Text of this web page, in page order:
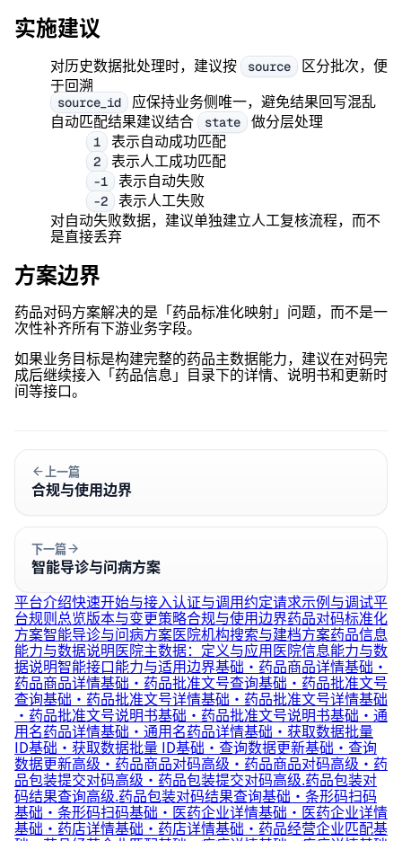
实施建议
对历史数据批处理时，建议按 source 区分批次，便
于回溯
source_id
应保持业务侧唯一，避免结果回写混乱
自动匹配结果建议结合
state 做分层处理
1 表示自动成功匹配
2 表示人工成功匹配
-1 表示自动失败
-2
表示人工失败
对自动失败数据，建议单独建立人工复核流程，而不
是直接丢弃
方案边界
药品对码方案解决的是「药品标准化映射」问题，而不是一
次性补齐所有下游业务字段。
如果业务目标是构建完整的药品主数据能力，建议在对码完
成后继续接入「药品信息」目录下的详情、说明书和更新时
间等接口。
上一篇
合规与使用边界
下一篇
智能导诊与问病方案
平台介绍快速开始与接入认证与调用约定请求示例与调试平
台规则总览版本与变更策略合规与使用边界药品对码标准化
方案智能导诊与问病方案医院机构搜索与建档方案药品信息
能力与数据说明医院主数据：定义与应用医院信息能力与数
据说明智能接口能力与适用边界基础·药品商品详情基础·
药品商品详情基础·药品批准文号查询基础·药品批准文号
查询基础·药品批准文号详情基础·药品批准文号详情基础
·药品批准文号说明书基础·药品批准文号说明书基础·通
用名药品详情基础·通用名药品详情基础·获取数据批量
ID基础·获取数据批量 ID基础·查询数据更新基础·查询
数据更新高级·药品商品对码高级·药品商品对码高级·药
品包装提交对码高级·药品包装提交对码高级.药品包装对
码结果查询高级.药品包装对码结果查询基础·条形码扫码
基础·条形码扫码基础·医药企业详情基础·医药企业详情
基础·药店详情基础·药店详情基础·药品经营企业匹配基